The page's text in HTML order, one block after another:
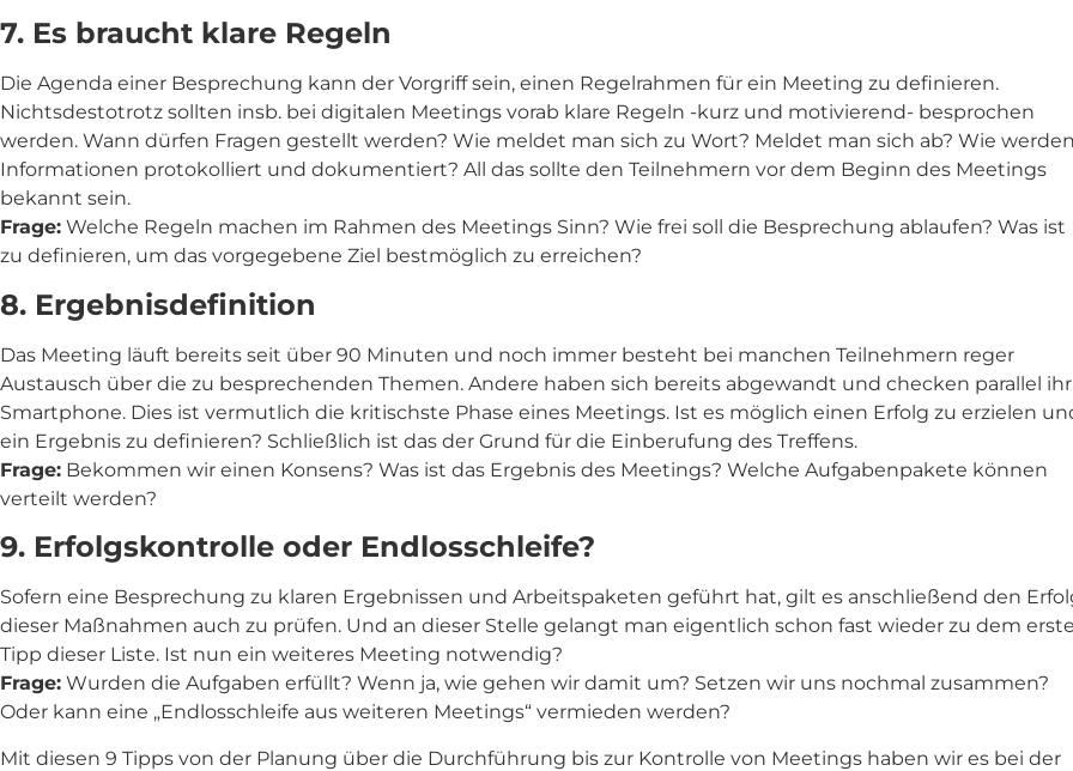
7. Es braucht klare Regeln
Die Agenda einer Besprechung kann der Vorgriff sein, einen Regelrahmen für ein Meeting zu definieren.
Nichtsdestotrotz sollten insb. bei digitalen Meetings vorab klare Regeln -kurz und motivierend- besprochen
werden. Wann dürfen Fragen gestellt werden? Wie meldet man sich zu Wort? Meldet man sich ab? Wie
Informationen protokolliert und dokumentiert? All das sollte den Teilnehmern vor dem Beginn des Meetings
bekannt sein.
Frage: Welche Regeln machen im Rahmen des Meetings Sinn? Wie frei soll die Besprechung ablaufen? Was ist
zu definieren, um das vorgegebene Ziel bestmöglich zu erreichen?
8. Ergebnisdefinition
Das Meeting läuft bereits seit über 90 Minuten und noch immer besteht bei manchen Teilnehmern reger
Austausch über die zu besprechenden Themen. Andere haben sich bereits abgewandt und checken parallel ihr
Smartphone. Dies ist vermutlich die kritischste Phase eines Meetings. Ist es möglich einen Erfolg zu erzielen
ein Ergebnis zu definieren? Schließlich ist das der Grund für die Einberufung des Treffens.
Frage: Bekommen wir einen Konsens? Was ist das Ergebnis des Meetings? Welche Aufgabenpakete können
verteilt werden?
9. Erfolgskontrolle oder Endlosschleife?
Sofern eine Besprechung zu klaren Ergebnissen und Arbeitspaketen geführt hat, gilt es anschließend den
dieser Maßnahmen auch zu prüfen. Und an dieser Stelle gelangt man eigentlich schon fast wieder zu dem
Tipp dieser Liste. Ist nun ein weiteres Meeting notwendig?
Frage: Wurden die Aufgaben erfüllt? Wenn ja, wie gehen wir damit um? Setzen wir uns nochmal zusammen?
Oder kann eine „Endlosschleife aus weiteren Meetings“ vermieden werden?
Mit diesen 9 Tipps von der Planung über die Durchführung bis zur Kontrolle von Meetings haben wir es bei der